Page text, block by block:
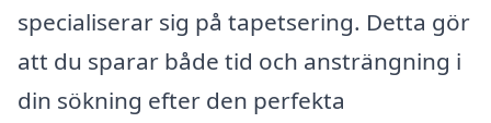
specialiserar sig på tapetsering. Detta gör
att du sparar både tid och ansträngning i
din sökning efter den perfekta